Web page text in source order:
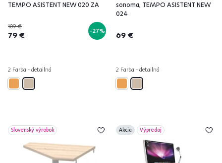
TEMPO ASISTENT NEW 020 ZA
109 €
79 € -27%
2 Farba - detailná
sonoma, TEMPO ASISTENT NEW
024
69 €
2 Farba - detailná
Slovenský výrobok Akcia Výpredaj